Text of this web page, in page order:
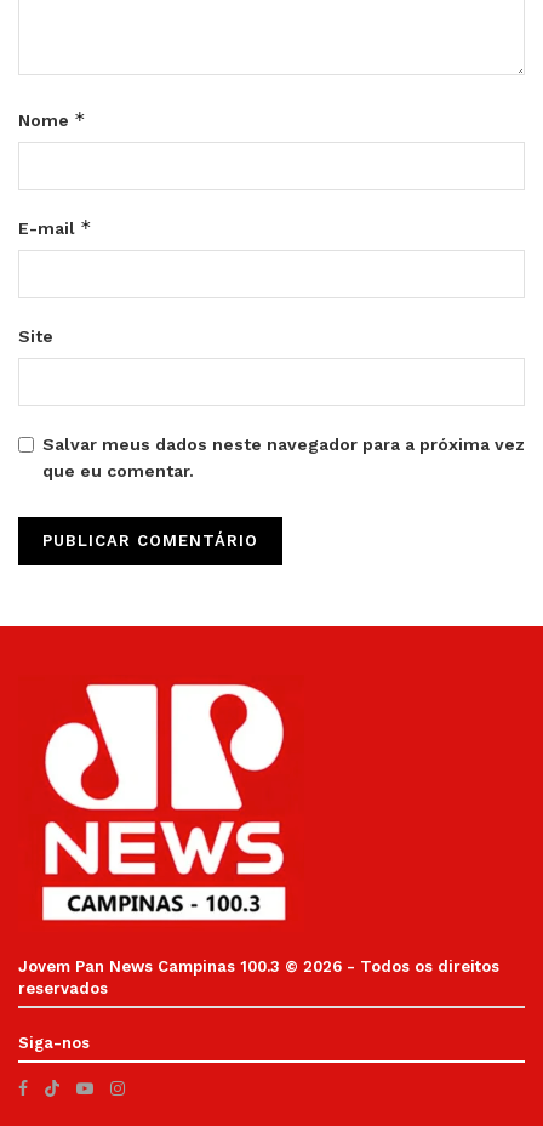
Nome *
E-mail *
Site
Salvar meus dados neste navegador para a próxima vez
que eu comentar.
Jovem Pan News Campinas 100.3 © 2026 - Todos os direitos
reservados
Siga-nos